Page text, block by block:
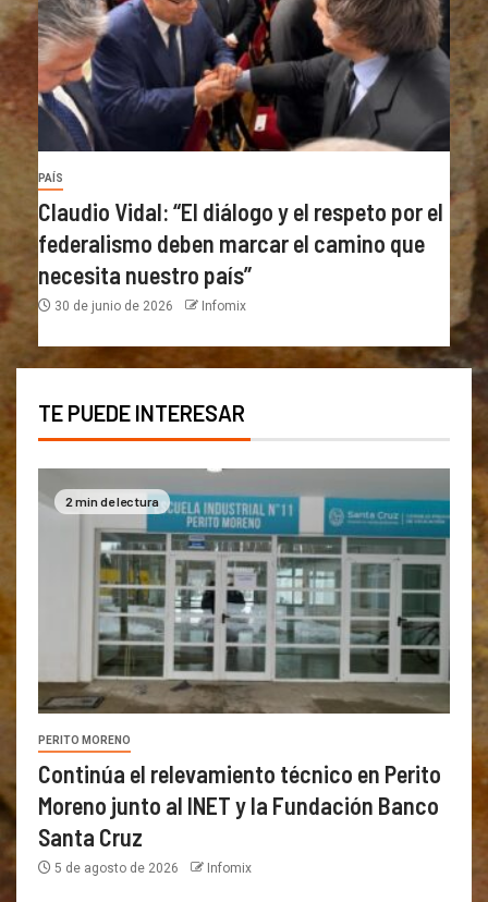
PAÍS
Claudio Vidal: “El diálogo y el respeto por el
federalismo deben marcar el camino que
necesita nuestro país”
30 de junio de 2026 Infomix
TE PUEDE INTERESAR
2 min de lectura
PERITO MORENO
Continúa el relevamiento técnico en Perito
Moreno junto al INET y la Fundación Banco
Santa Cruz
5 de agosto de 2026 Infomix